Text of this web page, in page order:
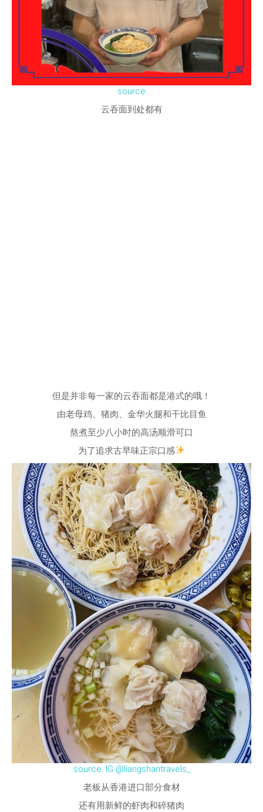
source
云吞面到处都有
但是并非每一家的云吞面都是港式的哦！
由老母鸡、猪肉、金华火腿和干比目鱼
熬煮至少八小时的高汤顺滑可口
为了追求古早味正宗口感
source: IG @liangshantravels_
老板从香港进口部分食材
还有用新鲜的虾肉和碎猪肉